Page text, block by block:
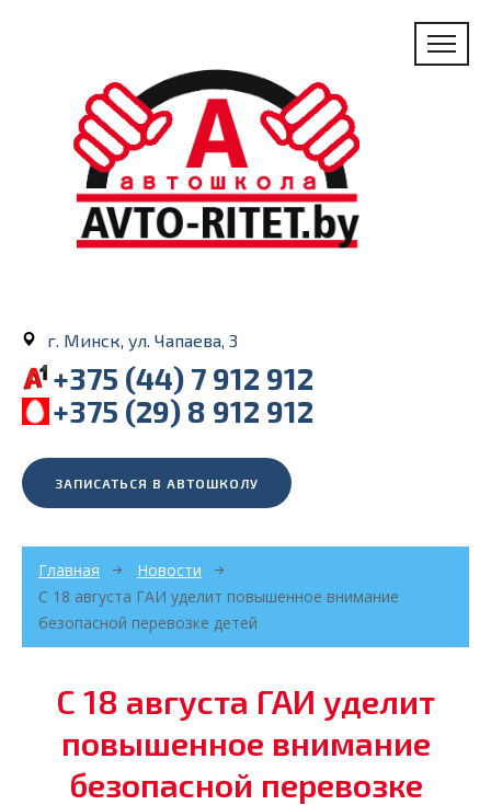
г. Минск, ул. Чапаева, 3
+375 (44) 7 912 912
+375 (29) 8 912 912
ЗАПИСАТЬСЯ В АВТОШКОЛУ
Главная
Новости
С 18 августа ГАИ уделит повышенное внимание
безопасной перевозке детей
С 18 августа ГАИ уделит
повышенное внимание
безопасной перевозке